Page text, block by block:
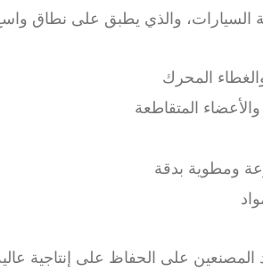
السيارات، والذي يطبق على نطاق
المحرك
المتقاطعة
ومطوية بدقة
على الحفاظ على إنتاجية